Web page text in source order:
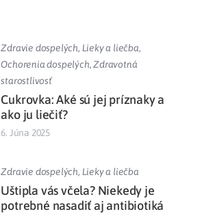
Zdravie dospelých, Lieky a liečba,
Ochorenia dospelých,Zdravotná
starostlivosť
Cukrovka: Aké sú jej príznaky a
ako ju liečiť?
6. Júna 2025
Zdravie dospelých, Lieky a liečba
Uštipla vás včela? Niekedy je
potrebné nasadiť aj antibiotiká